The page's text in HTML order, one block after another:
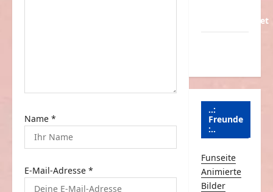
Name *
E-Mail-Adresse *
Schmunzeln.net
..:
Freunde
:..
Funseite
Animierte
Bilder